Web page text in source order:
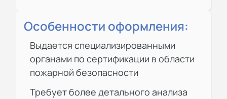
Особенности оформления:
Выдается специализированными
органами по сертификации в области
пожарной безопасности
Требует более детального анализа